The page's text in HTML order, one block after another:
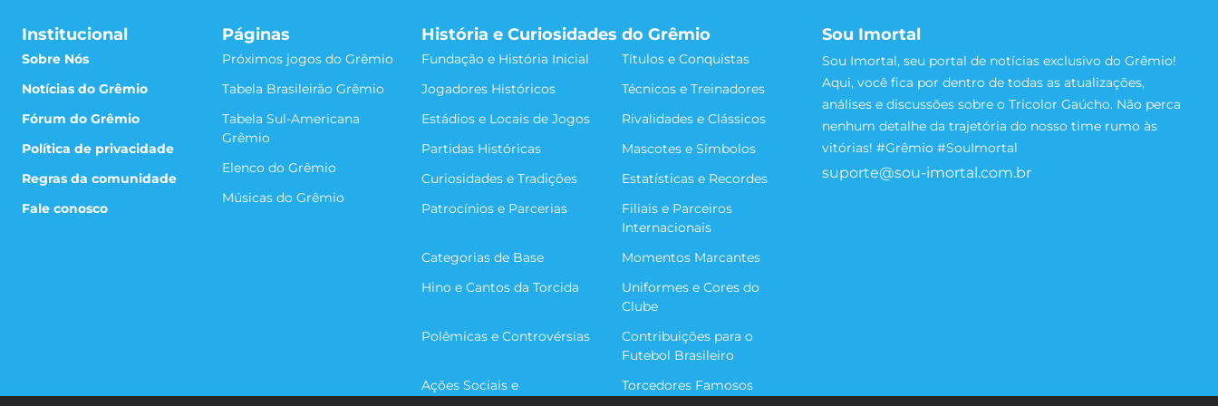
Institucional
Sobre Nós
Notícias do Grêmio
Fórum do Grêmio
Política de privacidade
Regras da comunidade
Fale conosco
Páginas
Próximos jogos do Grêmio
Tabela Brasileirão Grêmio
Tabela Sul-Americana
Grêmio
Elenco do Grêmio
Músicas do Grêmio
História e Curiosidades do Grêmio
Fundação e História Inicial
Títulos e Conquistas
Jogadores Históricos
Técnicos e Treinadores
Estádios e Locais de Jogos
Rivalidades e Clássicos
Partidas Históricas
Mascotes e Símbolos
Curiosidades e Tradições
Estatísticas e Recordes
Patrocínios e Parcerias
Filiais e Parceiros
Internacionais
Categorias de Base
Momentos Marcantes
Hino e Cantos da Torcida
Uniformes e Cores do
Clube
Polêmicas e Controvérsias
Contribuições para o
Futebol Brasileiro
Ações Sociais e
Torcedores Famosos
Sou Imortal
Sou Imortal, seu portal de notícias exclusivo do Grêmio!
Aqui, você fica por dentro de todas as atualizações,
análises e discussões sobre o Tricolor Gaúcho. Não perca
nenhum detalhe da trajetória do nosso time rumo às
vitórias! #Grêmio #SouImortal
suporte@sou-imortal.com.br